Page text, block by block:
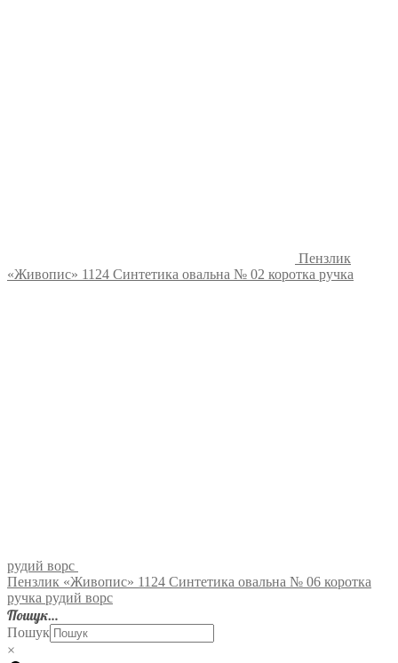
Пензлик
«Живопис» 1124 Синтетика овальна № 02 коротка ручка
рудий ворс
Пензлик «Живопис» 1124 Синтетика овальна № 06 коротка
ручка рудий ворс
Пошук…
Пошук
×